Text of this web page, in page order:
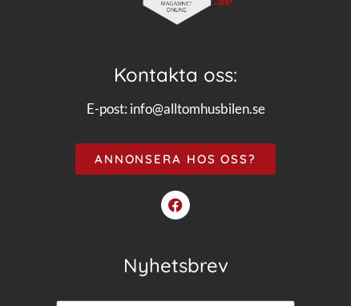
Kontakta oss:
E-post: info@alltomhusbilen.se
ANNONSERA HOS OSS?
Nyhetsbrev